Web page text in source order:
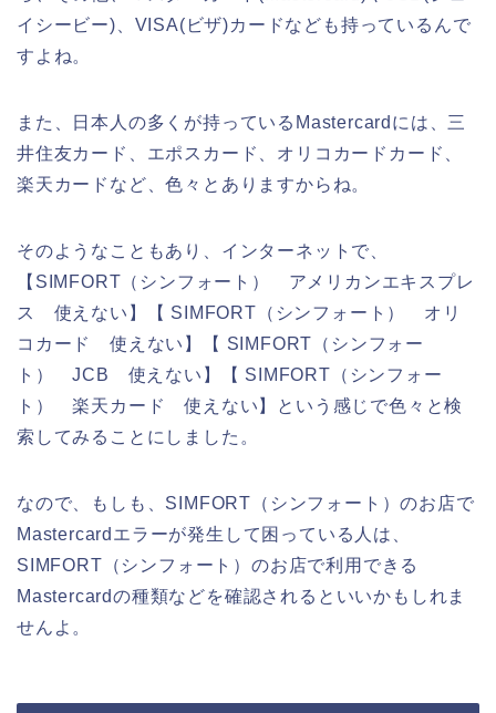
イシービー)、VISA(ビザ)カードなども持っているんで
すよね。
また、日本人の多くが持っているMastercardには、三
井住友カード、エポスカード、オリコカードカード、
楽天カードなど、色々とありますからね。
そのようなこともあり、インターネットで、
【SIMFORT（シンフォート） アメリカンエキスプレ
ス 使えない】【 SIMFORT（シンフォート） オリ
コカード 使えない】【 SIMFORT（シンフォー
ト） JCB 使えない】【 SIMFORT（シンフォー
ト） 楽天カード 使えない】という感じで色々と検
索してみることにしました。
なので、もしも、SIMFORT（シンフォート）のお店で
Mastercardエラーが発生して困っている人は、
SIMFORT（シンフォート）のお店で利用できる
Mastercardの種類などを確認されるといいかもしれま
せんよ。